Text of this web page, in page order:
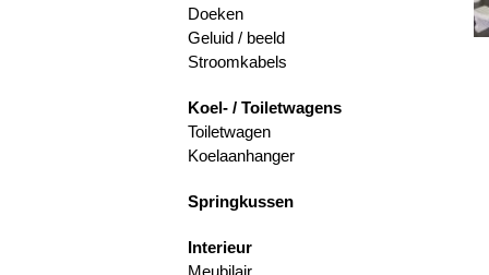
Doeken
Geluid / beeld
Stroomkabels
Koel- / Toiletwagens
Toiletwagen
Koelaanhanger
Springkussen
Interieur
Meubilair